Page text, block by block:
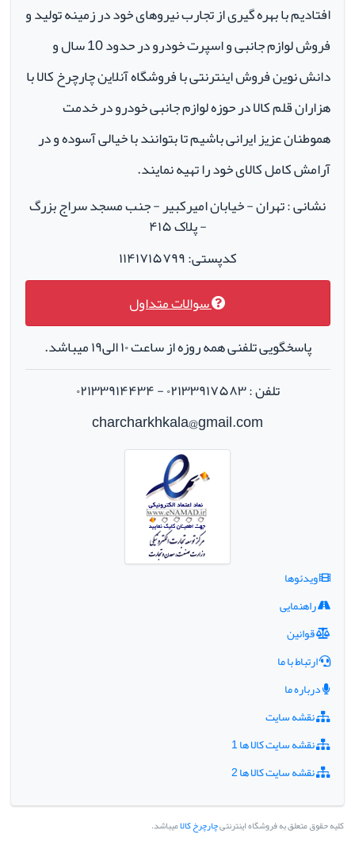
افتادیم با بهره گیری از تجارب نیروهای خود در زمینه تولید و
فروش لوازم جانبی و اسپرت خودرو در حدود 10 سال و
دانش نوین فروش اینترنتی با فروشگاه آنلاین چارچرخ کالا با
هزاران قلم کالا در حوزه لوازم جانبی خودرو در خدمت
هموطنان عزیز ایرانی باشیم تا بتوانند با خیالی آسوده و در
آرامش کامل کالای خود را تهیه نمایند.
نشانی : تهران - خیابان امیرکبیر - جنب مسجد سراج بزرگ
- پلاک ۴۱۵
کدپستی: ۱۱۴۱۷۱۵۷۹۹
سوالات متداول
پاسخگویی تلفنی همه روزه از ساعت ۱۰ الی۱۹ میباشد.
تلفن : ۰۲۱۳۳۹۱۷۵۸۳ - ۰۲۱۳۳۹۱۴۴۳۴
charcharkhkala@gmail.com
ویدئوها
راهنمایی
قوانین
ارتباط با ما
درباره ما
نقشه سایت
نقشه سایت کالا ها 1
نقشه سایت کالا ها 2
کلیه حقوق متعلق به فروشگاه اینترنتیچارچرخ کالامیباشد.